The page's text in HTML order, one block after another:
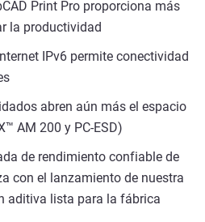
Print Pro proporciona más
la productividad
IPv6 permite conectividad
abren aún más el espacio
AM 200 y PC-ESD)
de rendimiento confiable de
con el lanzamiento de nuestra
aditiva lista para la fábrica